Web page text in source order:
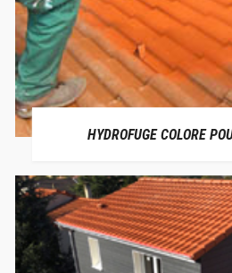
HYDROFUGE COLORE